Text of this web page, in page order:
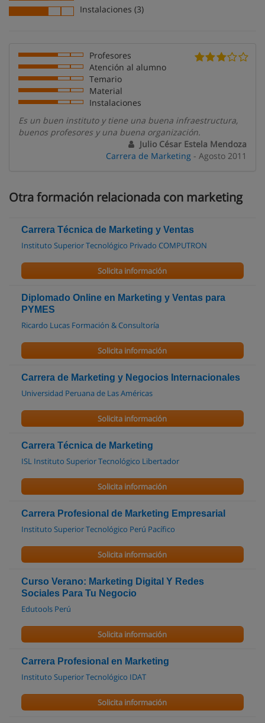
Instalaciones (3)
Profesores
Atención al alumno
Temario
Material
Instalaciones
Es un buen instituto y tiene una buena infraestructura,
buenos profesores y una buena organización.
Julio César Estela Mendoza
Carrera de Marketing - Agosto 2011
Otra formación relacionada con marketing
Carrera Técnica de Marketing y Ventas
Instituto Superior Tecnológico Privado COMPUTRON
Solicita información
Diplomado Online en Marketing y Ventas para
PYMES
Ricardo Lucas Formación & Consultoría
Solicita información
Carrera de Marketing y Negocios Internacionales
Universidad Peruana de Las Américas
Solicita información
Carrera Técnica de Marketing
ISL Instituto Superior Tecnológico Libertador
Solicita información
Carrera Profesional de Marketing Empresarial
Instituto Superior Tecnológico Perú Pacífico
Solicita información
Curso Verano: Marketing Digital Y Redes
Sociales Para Tu Negocio
Edutools Perú
Solicita información
Carrera Profesional en Marketing
Instituto Superior Tecnológico IDAT
Solicita información